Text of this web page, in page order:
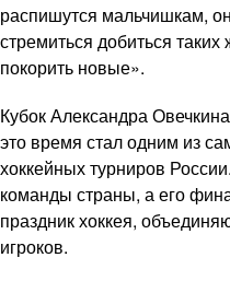
распишутся мальчишкам,
стремиться добиться
покорить новые».
Кубок Александра
это время стал одним из
хоккейных турниров
команды страны, а его
праздник хоккея,
игроков.